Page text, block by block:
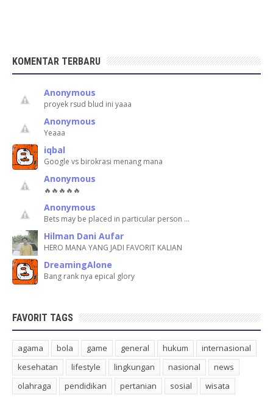
KOMENTAR TERBARU
Anonymous
proyek rsud blud ini yaaa
Anonymous
Yeaaa
iqbal
Google vs birokrasi menang mana
Anonymous
🔥🔥🔥🔥🔥
Anonymous
Bets may be placed in particular person …
Hilman Dani Aufar
HERO MANA YANG JADI FAVORIT KALIAN
DreamingAlone
Bang rank nya epical glory
FAVORIT TAGS
agama bola game general hukum
internasional
kesehatan
lifestyle lingkungan nasional
news
olahraga
pendidikan pertanian sosial wisata